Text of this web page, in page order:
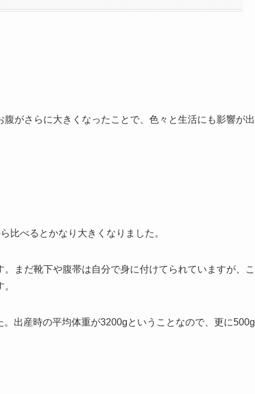
がさらに大きくなったことで、色々と生活にも影響が出
比べるとかなり大きくなりました。
まだ靴下や腹帯は自分で身に付けてられていますが、こ
出産時の平均体重が3200gということなので、更に500g